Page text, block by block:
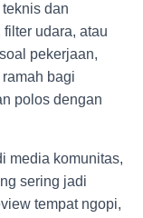
dan
udara, atau
pekerjaan,
bagi
polos dengan
media komunitas,
sering jadi
tempat ngopi,